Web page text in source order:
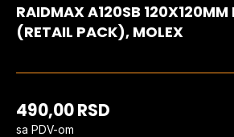
RAIDMAX A120SB 120X120MM
(RETAIL PACK), MOLEX
490,00RSD
sa PDV-om